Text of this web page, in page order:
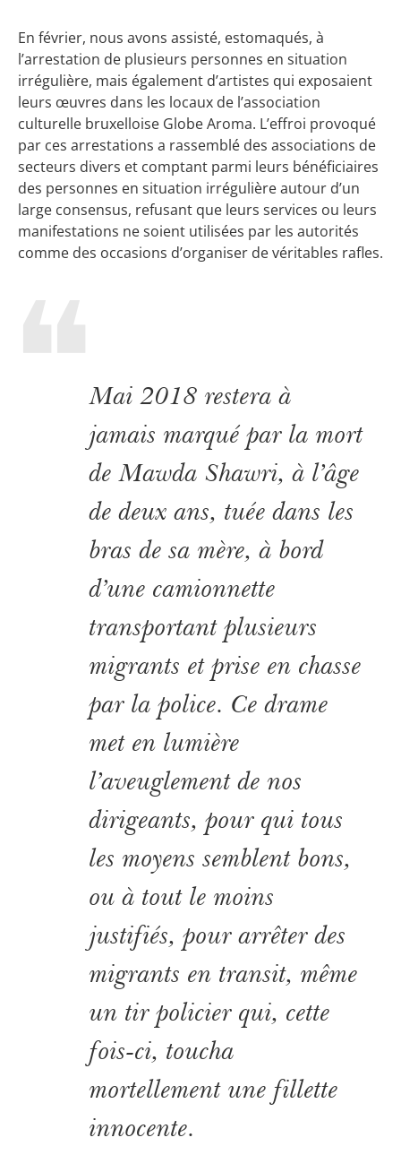
En février, nous avons assisté, estomaqués, à
l’arrestation de plusieurs personnes en situation
irrégulière, mais également d’artistes qui exposaient
leurs œuvres dans les locaux de l’association
culturelle bruxelloise Globe Aroma. L’effroi provoqué
par ces arrestations a rassemblé des associations de
secteurs divers et comptant parmi leurs bénéficiaires
des personnes en situation irrégulière autour d’un
large consensus, refusant que leurs services ou leurs
manifestations ne soient utilisées par les autorités
comme des occasions d’organiser de véritables rafles.
Mai 2018 restera à
jamais marqué par la mort
de Mawda Shawri, à l’âge
de deux ans, tuée dans les
bras de sa mère, à bord
d’une camionnette
transportant plusieurs
migrants et prise en chasse
par la police. Ce drame
met en lumière
l’aveuglement de nos
dirigeants, pour qui tous
les moyens semblent bons,
ou à tout le moins
justifiés, pour arrêter des
migrants en transit, même
un tir policier qui, cette
fois-ci, toucha
mortellement une fillette
innocente.